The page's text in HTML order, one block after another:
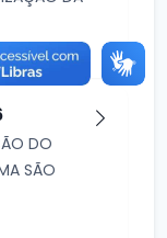
DO
SÃO